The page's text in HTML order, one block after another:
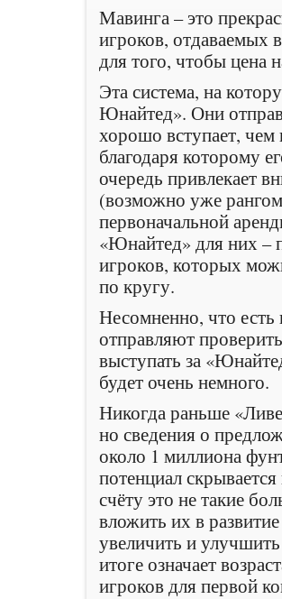
Мавинга – это
игроков, отдаваемых
для того, чтобы цена
Эта система, на
Юнайтед». Они
хорошо вступает, чем
благодаря которому
очередь привлекает
(возможно уже
первоначальной
«Юнайтед» для них –
игроков, которых
по кругу.
Несомненно, что
отправляют
выступать за
будет очень немного.
Никогда раньше
но сведения о
около 1 миллиона
потенциал
счёту это не такие
вложить их в
увеличить и
итоге означает
игроков для первой